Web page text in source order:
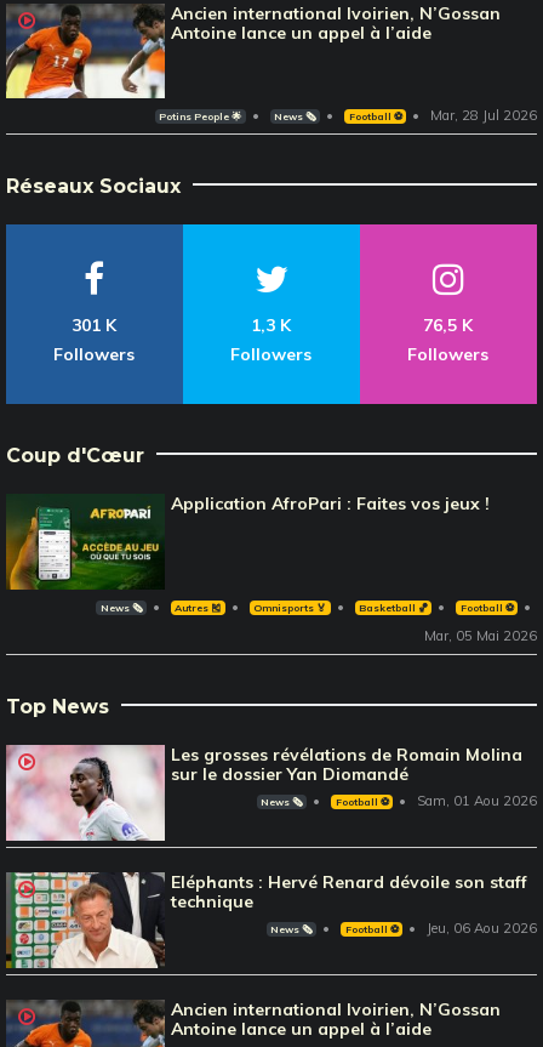
Ancien international Ivoirien, N’Gossan
Antoine lance un appel à l’aide
Potins People 🌟 News 🗞️ Football ⚽️ Mar, 28 Jul 2026
Réseaux Sociaux
301 K
Followers
1,3 K
Followers
76,5 K
Followers
Coup d'Cœur
Application AfroPari : Faites vos jeux !
News 🗞️ Autres 🎽 Omnisports 🏅 Basketball 🏀 Football ⚽️
Mar, 05 Mai 2026
Top News
Les grosses révélations de Romain Molina
sur le dossier Yan Diomandé
News 🗞️ Football ⚽️ Sam, 01 Aou 2026
Eléphants : Hervé Renard dévoile son staff
technique
News 🗞️ Football ⚽️ Jeu, 06 Aou 2026
Ancien international Ivoirien, N’Gossan
Antoine lance un appel à l’aide